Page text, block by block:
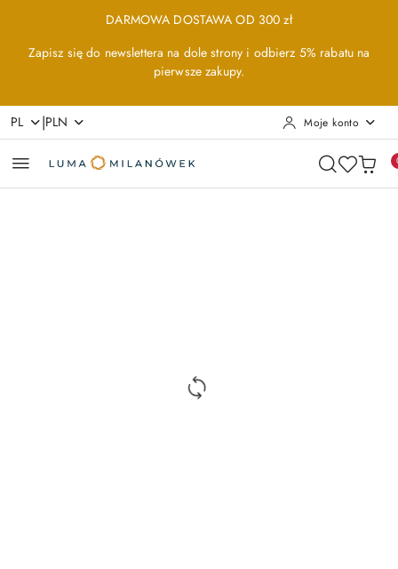
Przejdź do treści głównej
Przejdź do wyszukiwarki
Przejdź do moje konto
Przejdź do menu głównego
Przejdź do opisu produktu
Przejdź do stopkiDARMOWA DOSTAWA OD 300 zł
Zapisz się do newslettera na dole strony i odbierz 5% rabatu na
pierwsze zakupy.
PL |PLN Moje konto